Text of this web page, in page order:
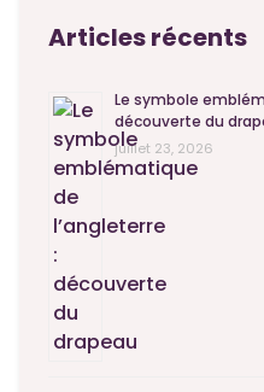
Articles récents
Le symbole
découverte du
juillet 23, 2026